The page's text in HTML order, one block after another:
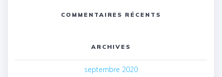
COMMENTAIRES RÉCENTS
ARCHIVES
septembre 2020